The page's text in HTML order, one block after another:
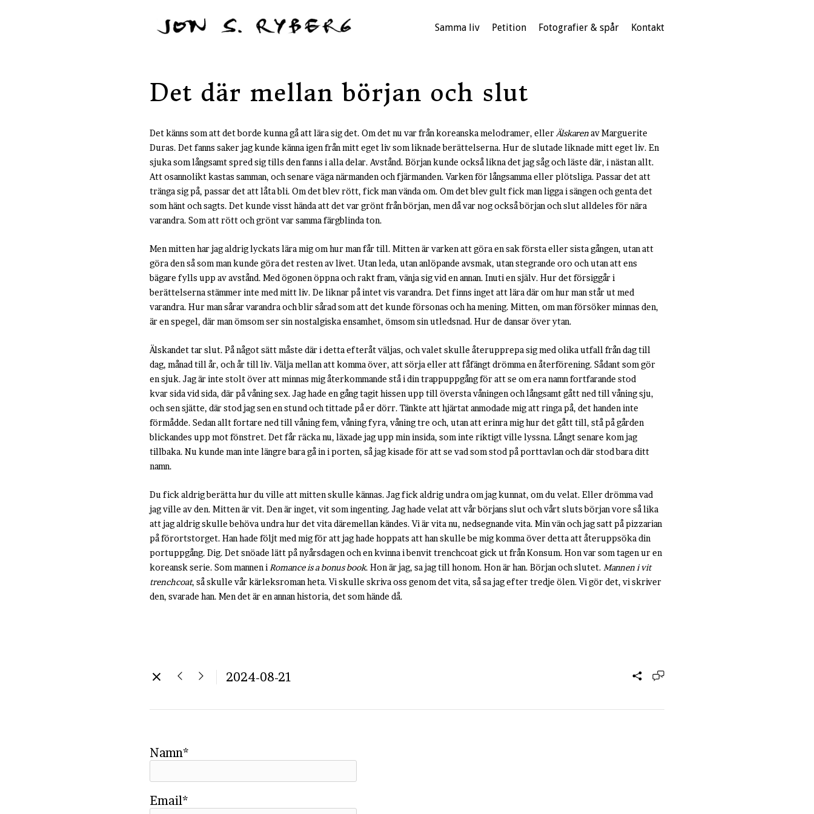
Samma liv Petition Fotografier & spår Kontakt
Det där mellan början och slut
Det känns som att det borde kunna gå att lära sig det. Om det nu var från koreanska melodramer, eller Älskarenav Marguerite
Duras. Det fanns saker jag kunde känna igen från mitt eget liv som liknade berättelserna. Hur de slutade liknade mitt eget liv. En
sjuka som långsamt spred sig tills den fanns i alla delar. Avstånd. Början kunde också likna det jag såg och läste där, i nästan allt.
Att osannolikt kastas samman, och senare väga närmanden och fjärmanden. Varken för långsamma eller plötsliga. Passar det att
tränga sig på, passar det att låta bli. Om det blev rött, fick man vända om. Om det blev gult fick man ligga i sängen och genta det
som hänt och sagts. Det kunde visst hända att det var grönt från början, men då var nog också början och slut alldeles för nära
varandra. Som att rött och grönt var samma färgblinda ton.
Men mitten har jag aldrig lyckats lära mig om hur man får till. Mitten är varken att göra en sak första eller sista gången, utan att
göra den så som man kunde göra det resten av livet. Utan leda, utan anlöpande avsmak, utan stegrande oro och utan att ens
bägare fylls upp av avstånd. Med ögonen öppna och rakt fram, vänja sig vid en annan. Inuti en själv. Hur det försiggår i
berättelserna stämmer inte med mitt liv. De liknar på intet vis varandra. Det finns inget att lära där om hur man står ut med
varandra. Hur man sårar varandra och blir sårad som att det kunde försonas och ha mening. Mitten, om man försöker minnas den,
är en spegel, där man ömsom ser sin nostalgiska ensamhet, ömsom sin utledsnad. Hur de dansar över ytan.
Älskandet tar slut. På något sätt måste där i detta efteråt väljas, och valet skulle återupprepa sig med olika utfall från dag till
dag, månad till år, och år till liv. Välja mellan att komma över, att sörja eller att fåfängt drömma en återförening. Sådant som gör
en sjuk. Jag är inte stolt över att minnas mig återkommande stå i din trappuppgång för att se om era namn fortfarande stod
kvar sida vid sida, där på våning sex. Jag hade en gång tagit hissen upp till översta våningen och långsamt gått ned till våning sju,
och sen sjätte, där stod jag sen en stund och tittade på er dörr. Tänkte att hjärtat anmodade mig att ringa på, det handen inte
förmådde. Sedan allt fortare ned till våning fem, våning fyra, våning tre och, utan att erinra mig hur det gått till, stå på gården
blickandes upp mot fönstret. Det får räcka nu, läxade jag upp min insida, som inte riktigt ville lyssna. Långt senare kom jag
tillbaka. Nu kunde man inte längre bara gå in i porten, så jag kisade för att se vad som stod på porttavlan och där stod bara ditt
namn.
Du fick aldrig berätta hur du ville att mitten skulle kännas. Jag fick aldrig undra om jag kunnat, om du velat. Eller drömma vad
jag ville av den. Mitten är vit. Den är inget, vit som ingenting. Jag hade velat att vår börjans slut och vårt sluts början vore så lika
att jag aldrig skulle behöva undra hur det vita däremellan kändes. Vi är vita nu, nedsegnande vita. Min vän och jag satt på pizzarian
på förortstorget. Han hade följt med mig för att jag hade hoppats att han skulle be mig komma över detta att återuppsöka din
portuppgång. Dig. Det snöade lätt på nyårsdagen och en kvinna i benvit trenchcoat gick ut från Konsum. Hon var som tagen ur en
koreansk serie. Som mannen i Romance is a bonus book. Hon är jag, sa jag till honom. Hon är han. Början och slutet. Mannen i vit
trenchcoat, så skulle vår kärleksroman heta. Vi skulle skriva oss genom det vita, så sa jag efter tredje ölen. Vi gör det, vi skriver
den, svarade han. Men det är en annan historia, det som hände då.
2024-08-21
Namn*
Email*